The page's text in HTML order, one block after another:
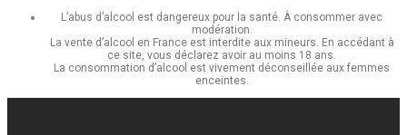
L’abus d’alcool est dangereux pour la santé. À consommer avec
modération.
La vente d’alcool en France est interdite aux mineurs. En accédant à
ce site, vous déclarez avoir au moins 18 ans.
La consommation d’alcool est vivement déconseillée aux femmes
enceintes.